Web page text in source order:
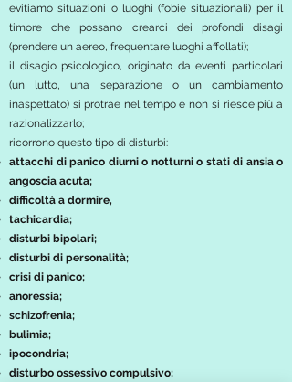
evitiamo situazioni o luoghi (fobie situazionali) per il
timore che possano crearci dei profondi disagi
(prendere un aereo, frequentare luoghi affollati);
il disagio psicologico, originato da eventi particolari
(un lutto, una separazione o un cambiamento
inaspettato) si protrae nel tempo e non si riesce più a
razionalizzarlo;
ricorrono questo tipo di disturbi:
attacchi di panico diurni o notturni o stati di ansia o
angoscia acuta;
difficoltà a dormire,
tachicardia;
disturbi bipolari;
disturbi di personalità;
crisi di panico;
anoressia;
schizofrenia;
bulimia;
ipocondria;
disturbo ossessivo compulsivo;